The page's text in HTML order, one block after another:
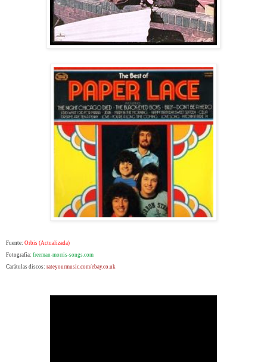
Fuente: Orbis (Actualizada)
Fotografía: freeman-morris-songs.com
Carátulas discos: rateyourmusic.com/ebay.co.uk